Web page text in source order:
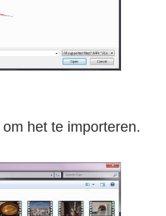
het te importeren.